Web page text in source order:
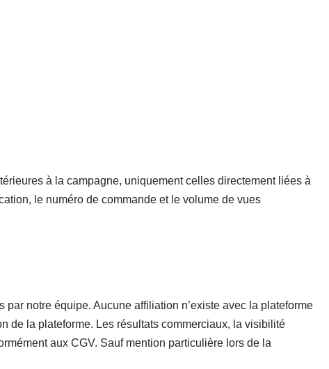
à la campagne, uniquement celles directement liées à
le numéro de commande et le volume de vues
notre équipe. Aucune affiliation n’existe avec la plateforme
de la plateforme. Les résultats commerciaux, la visibilité
aux CGV. Sauf mention particulière lors de la